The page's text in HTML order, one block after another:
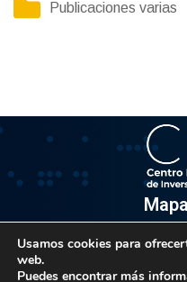
Publicaciones varias
Usamos cookies para
web.
Puedes encontrar más